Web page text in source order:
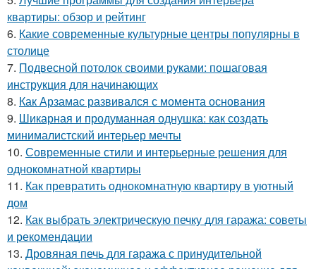
квартиры: обзор и рейтинг
6. Какие современные культурные центры популярны в
столице
7. Подвесной потолок своими руками: пошаговая
инструкция для начинающих
8. Как Арзамас развивался с момента основания
9. Шикарная и продуманная однушка: как создать
минималистский интерьер мечты
10. Современные стили и интерьерные решения для
однокомнатной квартиры
11. Как превратить однокомнатную квартиру в уютный
дом
12. Как выбрать электрическую печку для гаража: советы
и рекомендации
13. Дровяная печь для гаража с принудительной